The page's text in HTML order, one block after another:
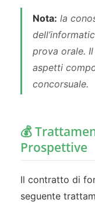
Nota: la
prova orale.
aspetti
concorsuale.
💰
Prospettive
Il contratto di
seguente